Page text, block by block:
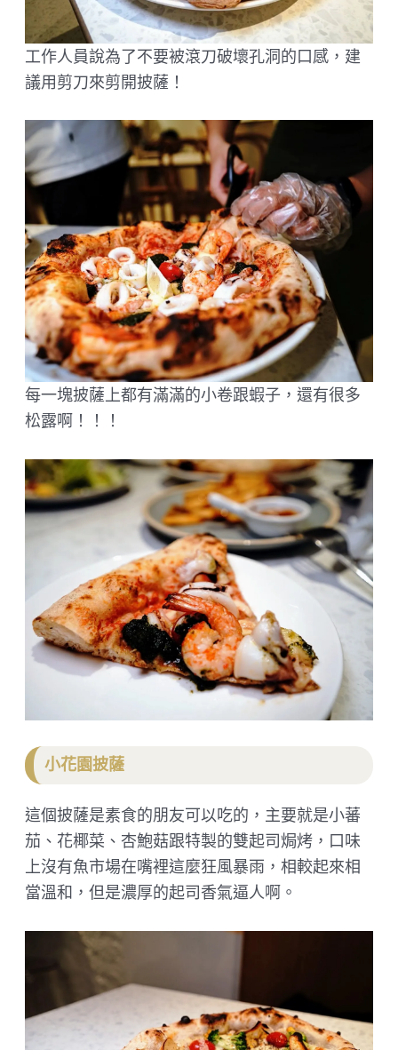
工作人員說為了不要被滾刀破壞孔洞的口感，建
議用剪刀來剪開披薩！
每一塊披薩上都有滿滿的小卷跟蝦子，還有很多
松露啊！！！
小花園披薩
這個披薩是素食的朋友可以吃的，主要就是小蕃
茄、花椰菜、杏鮑菇跟特製的雙起司焗烤，口味
上沒有魚市場在嘴裡這麼狂風暴雨，相較起來相
當溫和，但是濃厚的起司香氣逼人啊。